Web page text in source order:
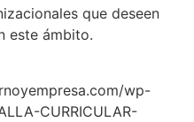
que deseen
este ámbito.
wp-
CURRICULAR-